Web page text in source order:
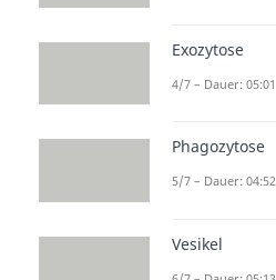
Weitere
noch mehr
dir in diesem
Exozytose
4/7 – Dauer: 05:01
Phagozytose
5/7 – Dauer: 04:52
Vesikel